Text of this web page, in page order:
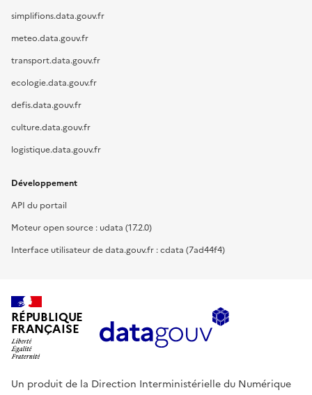
simplifions.data.gouv.fr
meteo.data.gouv.fr
transport.data.gouv.fr
ecologie.data.gouv.fr
defis.data.gouv.fr
culture.data.gouv.fr
logistique.data.gouv.fr
Développement
API du portail
Moteur open source : udata (17.2.0)
Interface utilisateur de data.gouv.fr : cdata (7ad44f4)
RÉPUBLIQUE
FRANÇAISE
Un produit de la Direction Interministérielle du Numérique